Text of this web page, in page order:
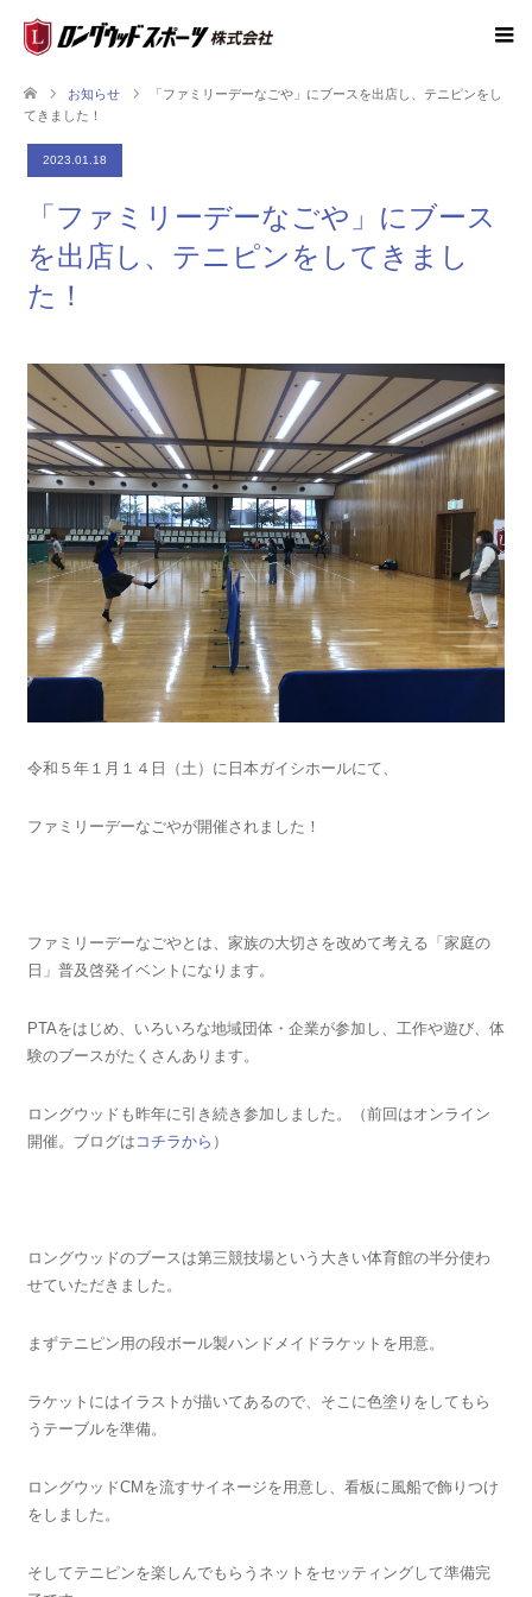
お知らせ
「ファミリーデーなごや」にブースを出店し、テニピンをし
てきました！
2023.01.18
「ファミリーデーなごや」にブース
を出店し、テニピンをしてきまし
た！
令和５年１月１４日（土）に日本ガイシホールにて、
ファミリーデーなごやが開催されました！
ファミリーデーなごやとは、家族の大切さを改めて考える「家庭の
日」普及啓発イベントになります。
PTAをはじめ、いろいろな地域団体・企業が参加し、工作や遊び、体
験のブースがたくさんあります。
ロングウッドも昨年に引き続き参加しました。（前回はオンライン
開催。ブログは コチラから ）
ロングウッドのブースは第三競技場という大きい体育館の半分使わ
せていただきました。
まずテニピン用の段ボール製ハンドメイドラケットを用意。
ラケットにはイラストが描いてあるので、そこに色塗りをしてもら
うテーブルを準備。
ロングウッドCMを流すサイネージを用意し、看板に風船で飾りつけ
をしました。
そしてテニピンを楽しんでもらうネットをセッティングして準備完